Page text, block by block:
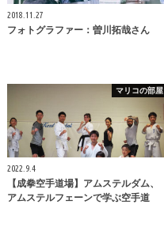
2018.11.27
フォトグラファー：曽川拓哉さん
マリコの部屋
2022.9.4
【成拳空手道場】アムステルダム、
アムステルフェーンで学ぶ空手道